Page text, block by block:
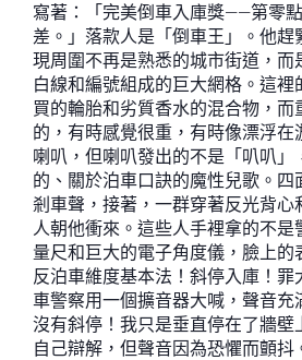
寫著：「完美倒車入庫獎——第零
差。」落款人是「倒車王」。他趕
現周圍不再是熟悉的城市街道，而
白線和編號組成的巨大網格。這
買的輪胎和劣質香水的混合物，而
的，有時感覺很重，有時像漂浮在
喇叭，但喇叭發出的不是「叭叭」
的、關於泊車口訣的魔性兒歌。四
剎車聲，接著，一群穿著反光背心
人朝他衝來。這些人手裡拿的不是
量尺和巨大的電子角度儀，臉上的
反泊車維度基本法！斜停入庫！罪
車警察用一個擴音器大喊，聲音充
沒有斜停！我只是垂直停在了牆壁
自己辯解，但聲音因為恐懼而顫抖